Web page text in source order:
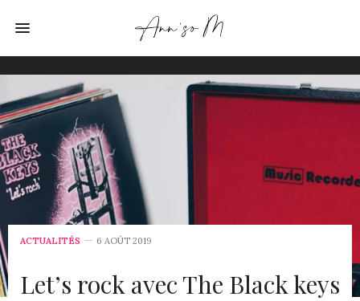
ACTUALITÉS 6 AOÛT 2019
Let’s rock avec The Black keys